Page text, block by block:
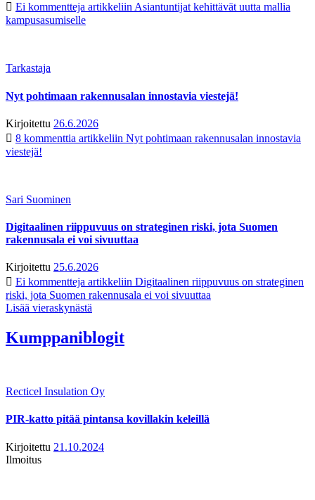
Ei kommentteja artikkeliin Asiantuntijat kehittävät uutta mallia
kampusasumiselle
Tarkastaja
Nyt pohtimaan rakennusalan innostavia viestejä!
Kirjoitettu 26.6.2026
8 kommenttia artikkeliin Nyt pohtimaan rakennusalan innostavia
viestejä!
Sari Suominen
Digitaalinen riippuvuus on strateginen riski, jota Suomen
rakennusala ei voi sivuuttaa
Kirjoitettu 25.6.2026
Ei kommentteja artikkeliin Digitaalinen riippuvuus on strateginen
riski, jota Suomen rakennusala ei voi sivuuttaa
Lisää vieraskynästä
Kumppaniblogit
Recticel Insulation Oy
PIR-katto pitää pintansa kovillakin keleillä
Kirjoitettu 21.10.2024
Ilmoitus